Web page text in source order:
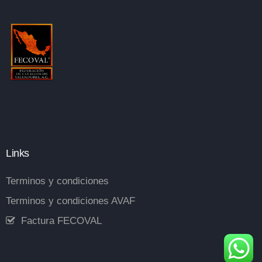
Links
Terminos y condiciones
Terminos y condiciones AVAF
Factura FECOVAL